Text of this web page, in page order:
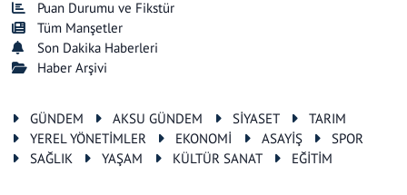
Puan Durumu ve Fikstür
Tüm Manşetler
Son Dakika Haberleri
Haber Arşivi
GÜNDEM AKSU GÜNDEM SİYASET
TARIM
YEREL YÖNETİMLER
EKONOMİ ASAYİŞ
SPOR
SAĞLIK
YAŞAM KÜLTÜR SANAT EĞİTİM